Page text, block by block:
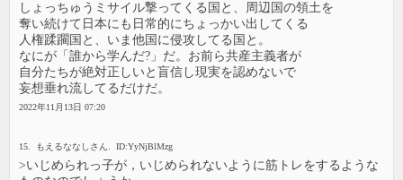
しょっちゅうミサイル撃ってくる国と、周辺国の領土を
奪い続けて日本にも日常的にちょっかい出してくる
人権蹂躙国と、いま他国に侵攻してる国と。
なにが「誰から学んだ?」だ。お前ら共産主義者が
自分たちが絶対正しいと盲信し現実を認めないで
妄想垂れ流してるだけだ。
2022年11月13日 07:20
15. もえるななしさん. ID:YyNjBlMzg
>いじめられっ子が，いじめられないように筋トレをするような